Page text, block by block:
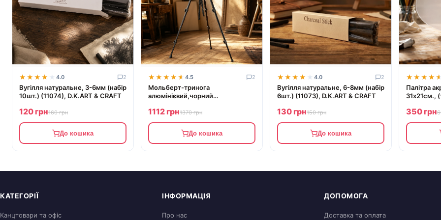
★★★★★
★★★★★ 4.0 2
Вугілля натуральне, 3-6мм (набір
10шт.) (11074), D.K.ART & CRAFT
120 грн160 грн
До кошика
★★★★★
★★★★★ 4.5 2
Мольберт-тринога
алюмінієвий,чорний
висота полотна 80,5см., (15182)
D.K.ART & CRAFT
1112 грн1370 грн
До кошика
★★★★★
★★★★★ 4.0 2
Вугілля натуральне, 6-8мм (набір
6шт.) (11073), D.K.ART & CRAFT
130 грн150 грн
До кошика
★★★★★
★★★★★
Палітра
31х21см.,
350 грн
КАТЕГОРІЇ
Канцтовари та офіс
ІНФОРМАЦІЯ
Про нас
ДОПОМОГА
Доставка та оплата